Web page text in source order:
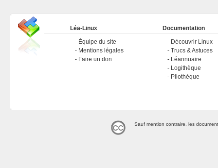
Léa-Linux
Équipe du site
Mentions légales
Faire un don
Documentation
Découvrir Linux
Trucs & Astuces
Léannuaire
Logithèque
Pilothèque
Sauf mention contraire, les